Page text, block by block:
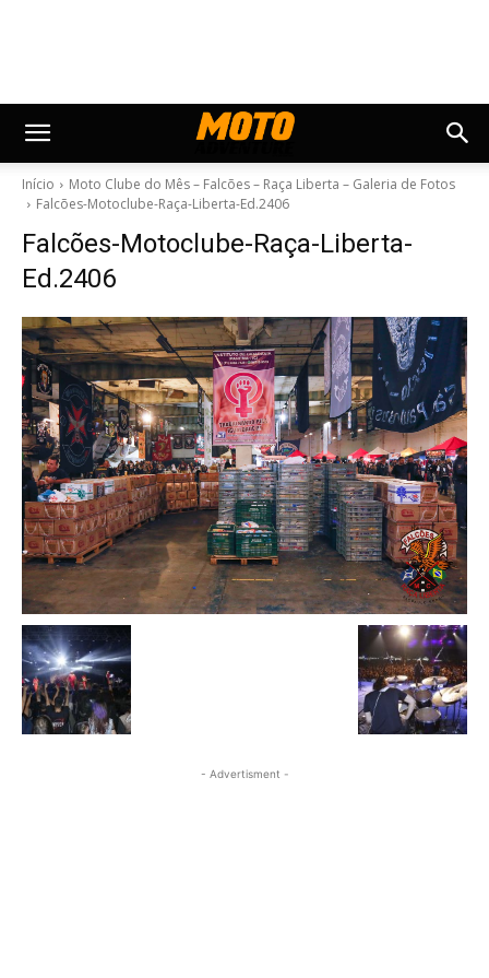
Início
Moto Clube do Mês – Falcões – Raça Liberta – Galeria de Fotos
Falcões-Motoclube-Raça-Liberta-Ed.2406
Falcões-Motoclube-Raça-Liberta-
Ed.2406
- Advertisment -